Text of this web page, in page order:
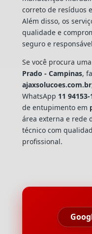
correto de resíduos
Além disso, os
qualidade e
seguro e
Se você procura uma
Prado - Campinas,
ajaxsolucoes.com.br
WhatsApp 11 94153-
de entupimento em
área externa e rede
técnico com
profissional.